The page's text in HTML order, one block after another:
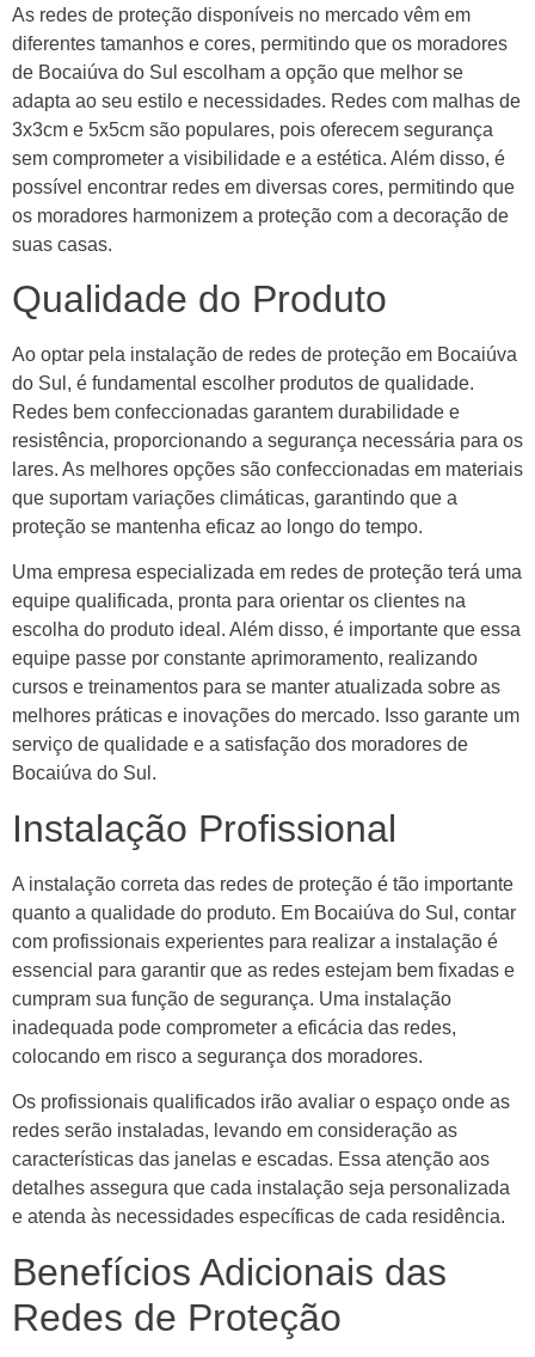
As redes de proteção disponíveis no mercado vêm em
diferentes tamanhos e cores, permitindo que os moradores
de Bocaiúva do Sul escolham a opção que melhor se
adapta ao seu estilo e necessidades. Redes com malhas de
3x3cm e 5x5cm são populares, pois oferecem segurança
sem comprometer a visibilidade e a estética. Além disso, é
possível encontrar redes em diversas cores, permitindo que
os moradores harmonizem a proteção com a decoração de
suas casas.
Qualidade do Produto
Ao optar pela instalação de redes de proteção em Bocaiúva
do Sul, é fundamental escolher produtos de qualidade.
Redes bem confeccionadas garantem durabilidade e
resistência, proporcionando a segurança necessária para os
lares. As melhores opções são confeccionadas em materiais
que suportam variações climáticas, garantindo que a
proteção se mantenha eficaz ao longo do tempo.
Uma empresa especializada em redes de proteção terá uma
equipe qualificada, pronta para orientar os clientes na
escolha do produto ideal. Além disso, é importante que essa
equipe passe por constante aprimoramento, realizando
cursos e treinamentos para se manter atualizada sobre as
melhores práticas e inovações do mercado. Isso garante um
serviço de qualidade e a satisfação dos moradores de
Bocaiúva do Sul.
Instalação Profissional
A instalação correta das redes de proteção é tão importante
quanto a qualidade do produto. Em Bocaiúva do Sul, contar
com profissionais experientes para realizar a instalação é
essencial para garantir que as redes estejam bem fixadas e
cumpram sua função de segurança. Uma instalação
inadequada pode comprometer a eficácia das redes,
colocando em risco a segurança dos moradores.
Os profissionais qualificados irão avaliar o espaço onde as
redes serão instaladas, levando em consideração as
características das janelas e escadas. Essa atenção aos
detalhes assegura que cada instalação seja personalizada
e atenda às necessidades específicas de cada residência.
Benefícios Adicionais das
Redes de Proteção